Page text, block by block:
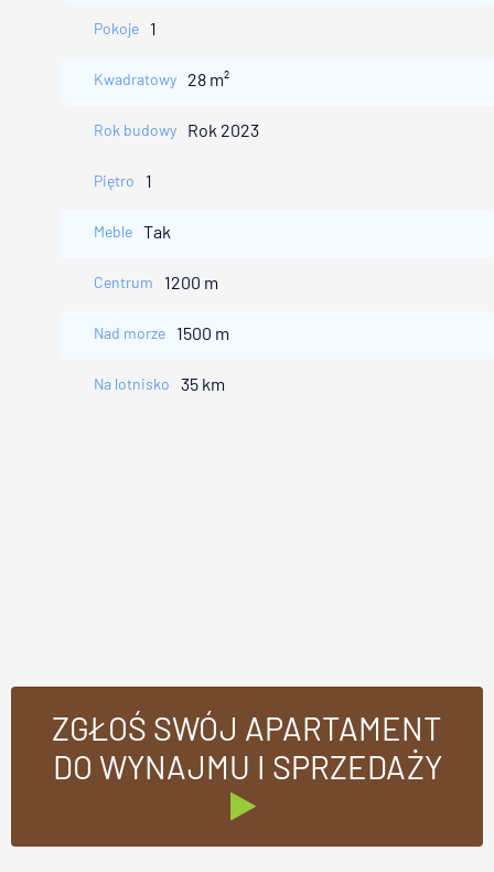
Pokoje 1
Kwadratowy 28 m²
Rok budowy Rok 2023
Piętro 1
Meble Tak
Centrum 1200 m
Nad morze 1500 m
Na lotnisko 35 km
ZGŁOŚ SWÓJ APARTAMENT
DO WYNAJMU I SPRZEDAŻY